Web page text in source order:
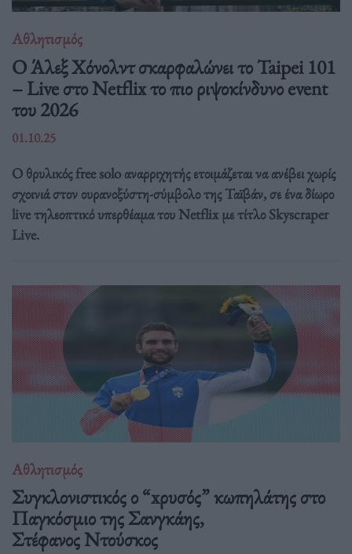
Αθλητισμός
Ο Άλεξ Χόνολντ σκαρφαλώνει το Taipei 101
– Live στο Netflix το πιο ριψοκίνδυνο event
του 2026
01.10.25
Ο θρυλικός free solo αναρριχητής ετοιμάζεται να ανέβει χωρίς
σχοινιά στον ουρανοξύστη-σύμβολο της Ταϊβάν, σε ένα δίωρο
live τηλεοπτικό υπερθέαμα του Netflix με τίτλο Skyscraper
Live.
Αθλητισμός
Συγκλονιστικός ο “xρυσός” κωπηλάτης στο
Παγκόσμιο της Σανγκάης,
Στέφανος Ντούσκος